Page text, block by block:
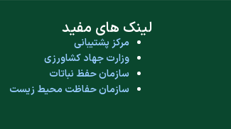
لینک های مفید
مرکز پشتیبانی
وزارت جهاد کشاورزی
سازمان حفظ نباتات
سازمان حفاظت محیط زیست